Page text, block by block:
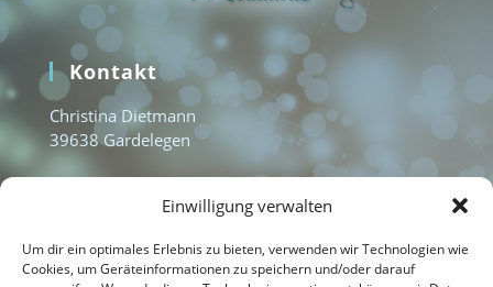
Einwilligung verwalten
Um dir ein optimales Erlebnis zu bieten, verwenden wir Technologien wie
Cookies, um Geräteinformationen zu speichern und/oder darauf
Kontakt
Christina Dietmann
39638 Gardelegen
info@aquamarine-miniatures.com